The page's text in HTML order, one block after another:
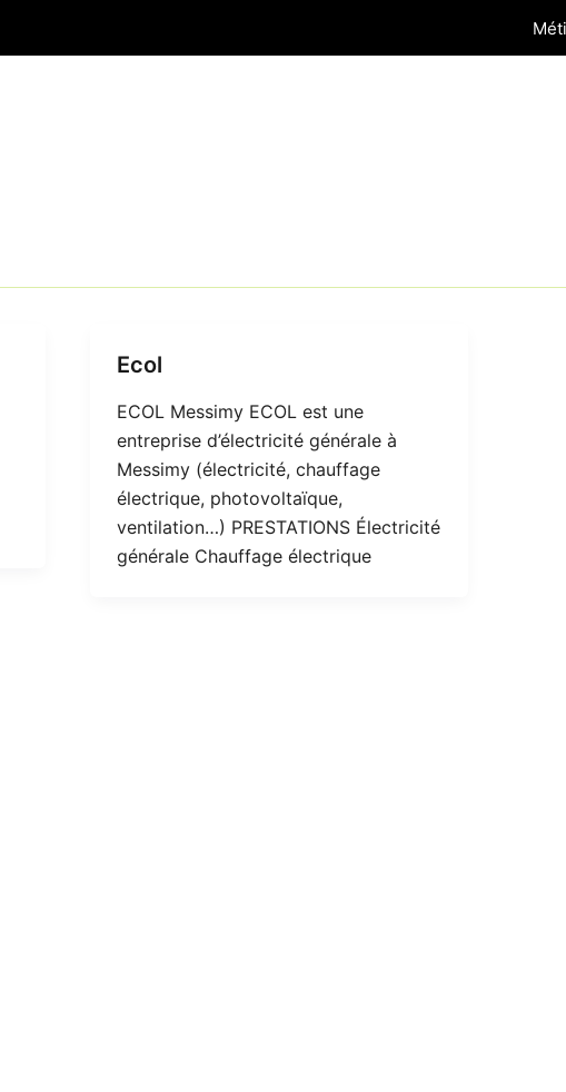
Ecol
ECOL Messimy ECOL est une
entreprise d’électricité générale à
Messimy (électricité, chauffage
électrique, photovoltaïque,
ventilation…) PRESTATIONS Électricité
générale Chauffage électrique